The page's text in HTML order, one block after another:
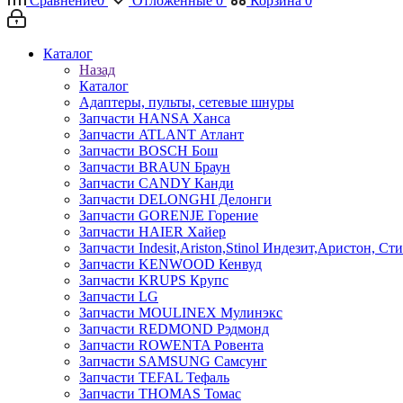
Каталог
Назад
Каталог
Адаптеры, пульты, сетевые шнуры
Запчасти HANSA Ханса
Запчасти ATLANT Атлант
Запчасти BOSCH Бош
Запчасти BRAUN Браун
Запчасти CANDY Канди
Запчасти DELONGHI Делонги
Запчасти GORENJE Горение
Запчасти HAIER Хайер
Запчасти Indesit,Ariston,Stinol Индезит,Аристон,
Запчасти KENWOOD Кенвуд
Запчасти KRUPS Крупс
Запчасти LG
Запчасти MOULINEX Мулинэкс
Запчасти REDMOND Рэдмонд
Запчасти ROWENTA Ровента
Запчасти SAMSUNG Самсунг
Запчасти TEFAL Тефаль
Запчасти THOMAS Томас